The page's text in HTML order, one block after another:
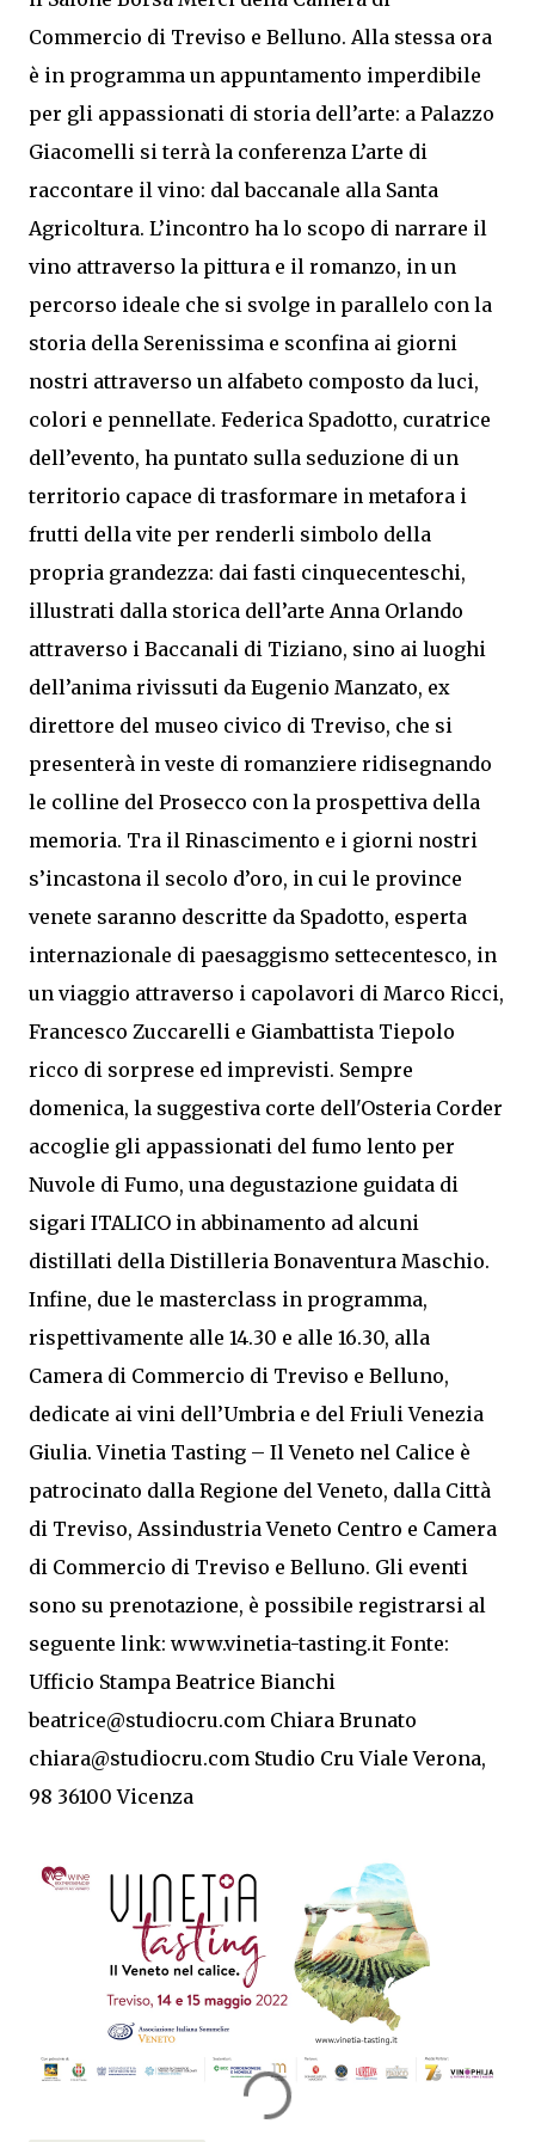
Commercio di Treviso e Belluno. Alla stessa ora
è in programma un appuntamento imperdibile
per gli appassionati di storia dell’arte: a Palazzo
Giacomelli si terrà la conferenza L’arte di
raccontare il vino: dal baccanale alla Santa
Agricoltura. L’incontro ha lo scopo di narrare il
vino attraverso la pittura e il romanzo, in un
percorso ideale che si svolge in parallelo con la
storia della Serenissima e sconfina ai giorni
nostri attraverso un alfabeto composto da luci,
colori e pennellate. Federica Spadotto, curatrice
dell’evento, ha puntato sulla seduzione di un
territorio capace di trasformare in metafora i
frutti della vite per renderli simbolo della
propria grandezza: dai fasti cinquecenteschi,
illustrati dalla storica dell’arte Anna Orlando
attraverso i Baccanali di Tiziano, sino ai luoghi
dell’anima rivissuti da Eugenio Manzato, ex
direttore del museo civico di Treviso, che si
presenterà in veste di romanziere ridisegnando
le colline del Prosecco con la prospettiva della
memoria. Tra il Rinascimento e i giorni nostri
s’incastona il secolo d’oro, in cui le province
venete saranno descritte da Spadotto, esperta
internazionale di paesaggismo settecentesco, in
un viaggio attraverso i capolavori di Marco Ricci,
Francesco Zuccarelli e Giambattista Tiepolo
ricco di sorprese ed imprevisti. Sempre
domenica, la suggestiva corte dell'Osteria Corder
accoglie gli appassionati del fumo lento per
Nuvole di Fumo, una degustazione guidata di
sigari ITALICO in abbinamento ad alcuni
distillati della Distilleria Bonaventura Maschio.
Infine, due le masterclass in programma,
rispettivamente alle 14.30 e alle 16.30, alla
Camera di Commercio di Treviso e Belluno,
dedicate ai vini dell’Umbria e del Friuli Venezia
Giulia. Vinetia Tasting – Il Veneto nel Calice è
patrocinato dalla Regione del Veneto, dalla Città
di Treviso, Assindustria Veneto Centro e Camera
di Commercio di Treviso e Belluno. Gli eventi
sono su prenotazione, è possibile registrarsi al
seguente link: www.vinetia-tasting.it Fonte:
Ufficio Stampa Beatrice Bianchi
beatrice@studiocru.com Chiara Brunato
chiara@studiocru.com Studio Cru Viale Verona,
98 36100 Vicenza